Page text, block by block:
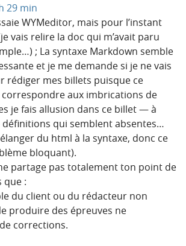
29 min
WYMeditor, mais pour l’instant
vais relire la doc qui m’avait paru
; La syntaxe Markdown semble
et je me demande si je ne vais
rédiger mes billets puisque ce
correspondre aux imbrications de
je fais allusion dans ce billet — à
définitions qui semblent absentes…
du html à la syntaxe, donc ce
bloquant).
partage pas totalement ton point de
que :
du client ou du rédacteur non
produire des épreuves ne
corrections.